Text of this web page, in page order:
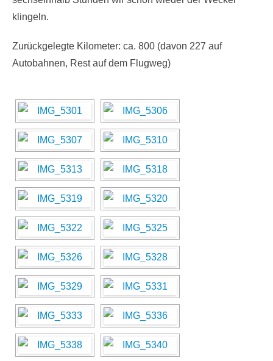
klingeln.
Zurückgelegte Kilometer: ca. 800 (davon 227 auf
Autobahnen, Rest auf dem Flugweg)